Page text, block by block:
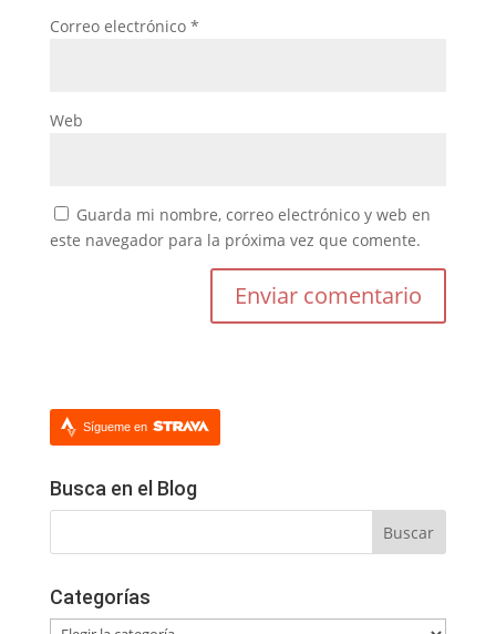
Correo electrónico *
Web
Guarda mi nombre, correo electrónico y web en
este navegador para la próxima vez que comente.
Sígueme en
Busca en el Blog
Categorías